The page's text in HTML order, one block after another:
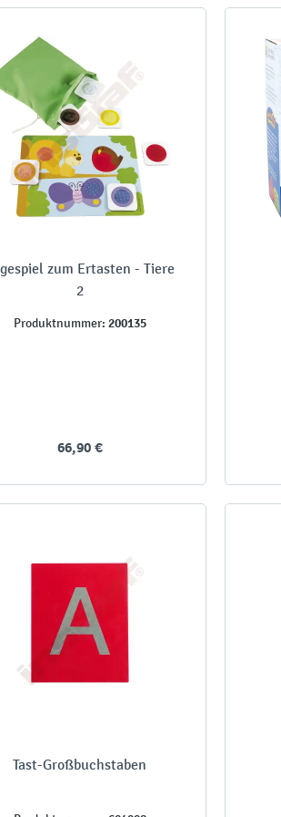
zum Ertasten - Tiere
2
Produktnummer: 200135
66,90 €
Tast-Großbuchstaben